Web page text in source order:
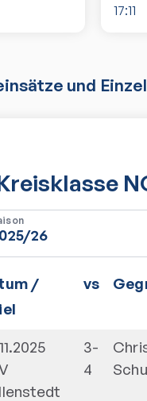
17:11
und
/
vs
3-
4